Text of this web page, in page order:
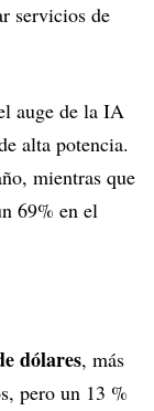
servicios de
auge de la IA
alta potencia.
mientras que
69% en el
dólares, más
pero un 13 %